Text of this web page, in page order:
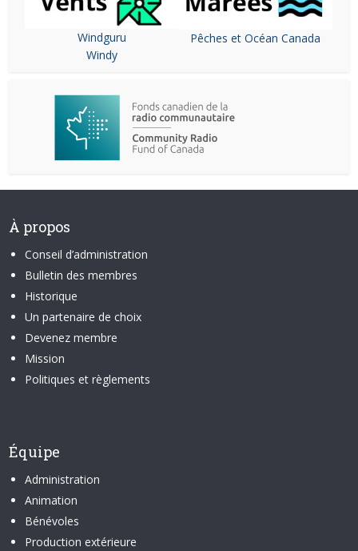
Windguru
Windy
Pêches et Océan Canada
À propos
Conseil d’administration
Bulletin des membres
Historique
Un partenaire de choix
Devenez membre
Mission
Politiques et règlements
Équipe
Administration
Animation
Bénévoles
Production extérieure